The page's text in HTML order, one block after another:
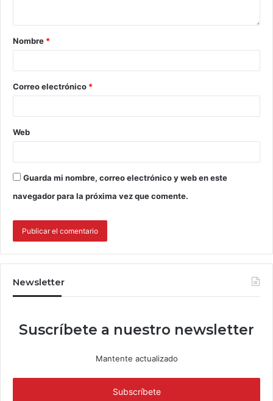
Nombre *
Correo electrónico *
Web
Guarda mi nombre, correo electrónico y web en este
navegador para la próxima vez que comente.
Newsletter
Suscríbete a nuestro newsletter
Mantente actualizado